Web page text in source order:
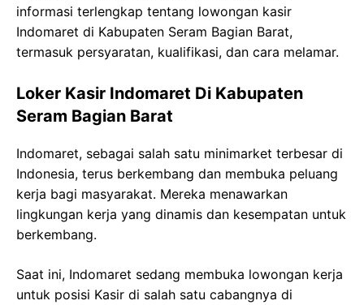
informasi terlengkap tentang lowongan kasir
Indomaret di Kabupaten Seram Bagian Barat,
termasuk persyaratan, kualifikasi, dan cara melamar.
Loker Kasir Indomaret Di Kabupaten
Seram Bagian Barat
Indomaret, sebagai salah satu minimarket terbesar di
Indonesia, terus berkembang dan membuka peluang
kerja bagi masyarakat. Mereka menawarkan
lingkungan kerja yang dinamis dan kesempatan untuk
berkembang.
Saat ini, Indomaret sedang membuka lowongan kerja
untuk posisi Kasir di salah satu cabangnya di